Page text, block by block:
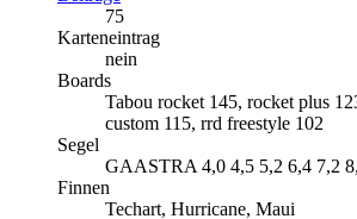
75
Karteneintrag
nein
Boards
Tabou rocket 145, rocket plus
custom 115, rrd freestyle 102
Segel
GAASTRA 4,0 4,5 5,2 6,4 7,2
Finnen
Techart, Hurricane, Maui